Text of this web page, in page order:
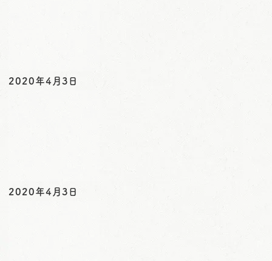
2020年4月3日
2020年4月3日